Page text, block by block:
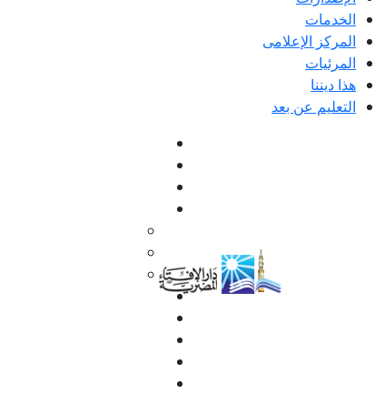
الخدمات
المركز الإعلامى
المرئيات
هذا ديننا
التعليم عن بعد